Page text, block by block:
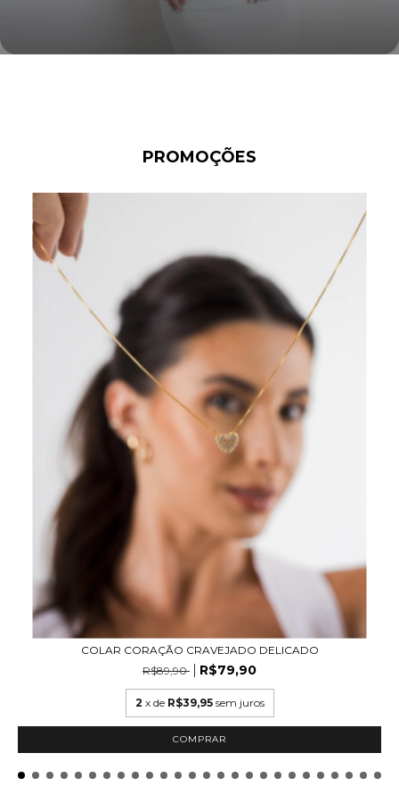
PROMOÇÕES
COLAR CORAÇÃO CRAVEJADO DELICADO
R$89,90
R$79,90
2 x de R$39,95 sem juros
COMPRAR